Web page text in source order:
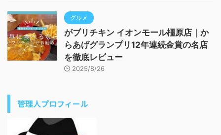
グルメ
がブリチキン イオンモール橿原店｜か
らあげグランプリ12年連続金賞の名店
を徹底レビュー
2025/8/26
管理人プロフィール